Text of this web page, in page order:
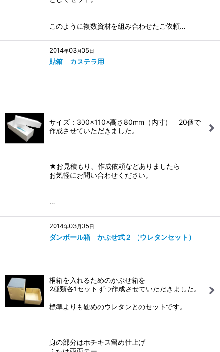
このように複数資材を組み合わせたご依頼…
2014年03月05日
貼箱 カステラ用
サイズ：300×110×高さ80mm（内寸） 20個で
作成させていただきました。
★お見積もり、作成依頼などありましたら
お気軽にお問い合わせください。
…
2014年03月05日
ダンボール箱 かぶせ式２ （ウレタンセット）
桐箱を入れるためのかぶせ箱を
2種類各1セットずつ作成させていただきました。
標準よりも硬めのウレタンとのセットです。
身の部分はホチキス留め仕上げ